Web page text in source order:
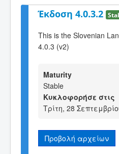
Έκδοση 4.0.3.2
This is the Slovenian
4.0.3 (v2)
Maturity
Stable
Κυκλοφορήσε στις
Τρίτη, 28
Προβολή αρχείων